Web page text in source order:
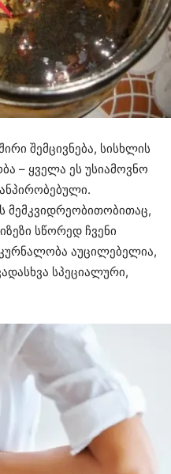
შემცივნება, სისხლის
– ყველა ეს უსიამოვნო
მემკვიდრეობითობითაც,
სწორედ ჩვენი
აუცილებელია,
სპეციალური,